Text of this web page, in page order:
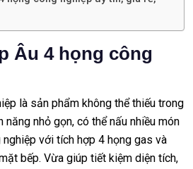
Âu 4 họng công
là sản phẩm không thể thiếu trong
năng nhỏ gọn, có thể nấu nhiều món
nghiệp với tích hợp 4 họng gas và
bếp. Vừa giúp tiết kiệm diện tích,